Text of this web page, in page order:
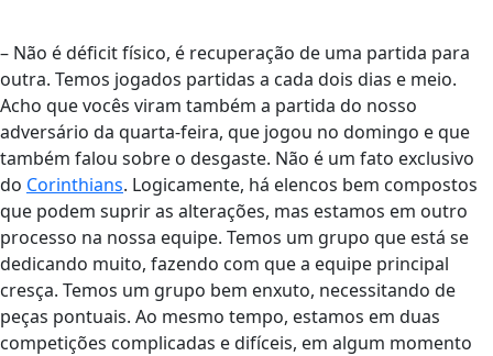
– Não é déficit físico, é recuperação de uma partida para
outra. Temos jogados partidas a cada dois dias e meio.
Acho que vocês viram também a partida do nosso
adversário da quarta-feira, que jogou no domingo e que
também falou sobre o desgaste. Não é um fato exclusivo
do Corinthians. Logicamente, há elencos bem compostos
que podem suprir as alterações, mas estamos em outro
processo na nossa equipe. Temos um grupo que está se
dedicando muito, fazendo com que a equipe principal
cresça. Temos um grupo bem enxuto, necessitando de
peças pontuais. Ao mesmo tempo, estamos em duas
competições complicadas e difíceis, em algum momento